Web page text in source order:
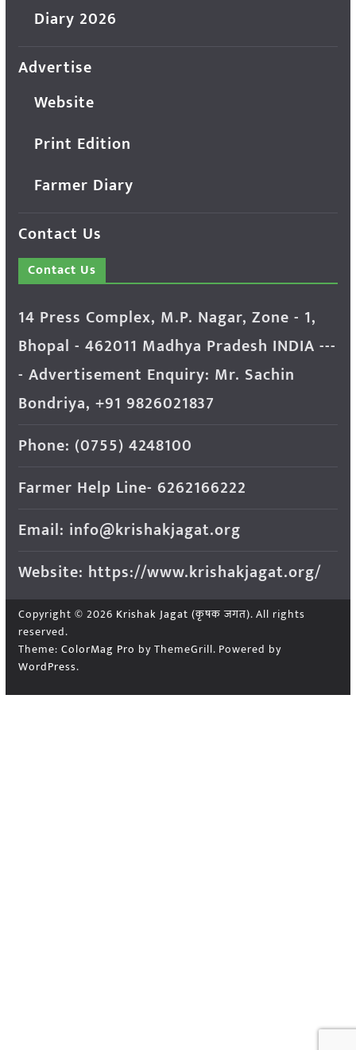
Diary 2026
Advertise
Website
Print Edition
Farmer Diary
Contact Us
Contact Us
14 Press Complex, M.P. Nagar, Zone - 1,
Bhopal - 462011 Madhya Pradesh INDIA ---
- Advertisement Enquiry: Mr. Sachin
Bondriya, +91 9826021837
Phone: (0755) 4248100
Farmer Help Line- 6262166222
Email: info@krishakjagat.org
Website: https://www.krishakjagat.org/
Copyright © 2026 Krishak Jagat (कृषक जगत). All rights
reserved.
Theme: ColorMag Pro by ThemeGrill. Powered by
WordPress.